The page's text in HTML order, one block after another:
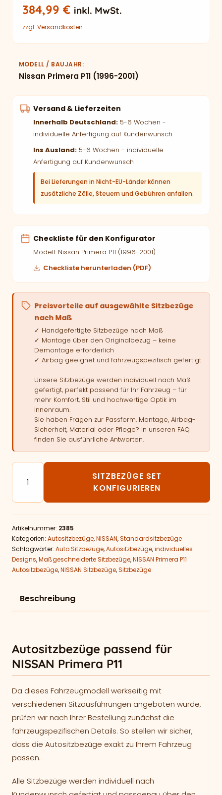
384,99€ inkl. MwSt.
zzgl. Versandkosten
MODELL / BAUJAHR
Nissan Primera P11 (1996-2001)
Versand & Lieferzeiten
Innerhalb Deutschland: 5-6 Wochen -
individuelle Anfertigung auf Kundenwunsch
Ins Ausland: 5-6 Wochen - individuelle
Anfertigung auf Kundenwunsch
Bei Lieferungen in Nicht-EU-Länder können
zusätzliche Zölle, Steuern und Gebühren anfallen.
Checkliste für den Konfigurator
Modell: Nissan Primera P11 (1996-2001)
Checkliste herunterladen (PDF)
Preisvorteile auf ausgewählte Sitzbezüge
nach Maß
✓ Handgefertigte Sitzbezüge nach Maß
✓ Montage über den Originalbezug – keine
Demontage erforderlich
✓ Airbag geeignet und fahrzeugspezifisch gefertigt
Unsere Sitzbezüge werden individuell nach Maß
gefertigt, perfekt passend für Ihr Fahrzeug – für
mehr Komfort, Stil und hochwertige Optik im
Innenraum.
Sie haben Fragen zur Passform, Montage, Airbag-
Sicherheit, Material oder Pflege? In unseren FAQ
finden Sie ausführliche Antworten.
Autositzbezüge passend für NISSAN Primera P11 Menge
SITZBEZÜGE SET
KONFIGURIEREN
Artikelnummer: 2385
Kategorien: Autositzbezüge,NISSAN,Standardsitzbezüge
Schlagwörter: Auto Sitzbezüge,Autositzbezüge,individuelles
Designs,Maßgeschneiderte Sitzbezüge,NISSAN Primera P11
Autositzbezüge,NISSAN Sitzbezüge,Sitzbezüge
Beschreibung
Autositzbezüge passend für
NISSAN Primera P11
Da dieses Fahrzeugmodell werkseitig mit
verschiedenen Sitzausführungen angeboten wurde,
prüfen wir nach Ihrer Bestellung zunächst die
fahrzeugspezifischen Details. So stellen wir sicher,
dass die Autositzbezüge exakt zu Ihrem Fahrzeug
passen.
Alle Sitzbezüge werden individuell nach